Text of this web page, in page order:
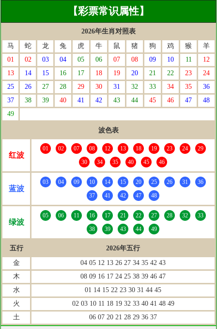
【彩票常识属性】
2026年生肖对照表
马
蛇 龙 兔 虎 牛 鼠 猪 狗 鸡 猴
羊
01
02 03 04 05 06 07 08 09 10 11
12
13
14 15 16 17 18 19 20 21 22 23
24
25
26 27 28 29 30 31 32 33 34 35
36
37
38 39 40 41 42 43 44 45 46 47
48
49
波色表
红波
01 02 07 08 12 13 18 19 23 24
29
30
34 35 40 45 46
蓝波
03 04 09 10 14 15 20 25 26 31
36
37
41 42 47 48
绿波
05 06 11 16 17 21 22 27 28 32
33
38
39 43 44 49
五行
2026年五行
金
04 05 12 13 26 27 34 35 42 43
木
08 09 16 17 24 25 38 39 46 47
水
01 14 15 22 23 30 31 44 45
火
02 03 10 11 18 19 32 33 40 41 48 49
土
06 07 20 21 28 29 36 37